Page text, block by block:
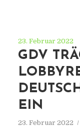
23. Februar 2022
GDV
EIN
23. Februar 2022